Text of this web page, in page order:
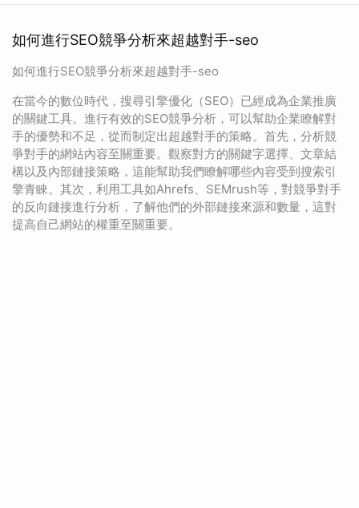
如何進行SEO競爭分析來超越對手-seo
如何進行SEO競爭分析來超越對手-seo
在當今的數位時代，搜尋引擎優化（SEO）已經成為企業推廣
的關鍵工具。進行有效的SEO競爭分析，可以幫助企業瞭解對
手的優勢和不足，從而制定出超越對手的策略。首先，分析競
爭對手的網站內容至關重要。觀察對方的關鍵字選擇、文章結
構以及內部鏈接策略，這能幫助我們瞭解哪些內容受到搜索引
擎青睞。其次，利用工具如Ahrefs、SEMrush等，對競爭對手
的反向鏈接進行分析，了解他們的外部鏈接來源和數量，這對
提高自己網站的權重至關重要。